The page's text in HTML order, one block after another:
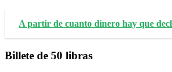
A partir de cuanto dinero hay que
Billete de 50 libras